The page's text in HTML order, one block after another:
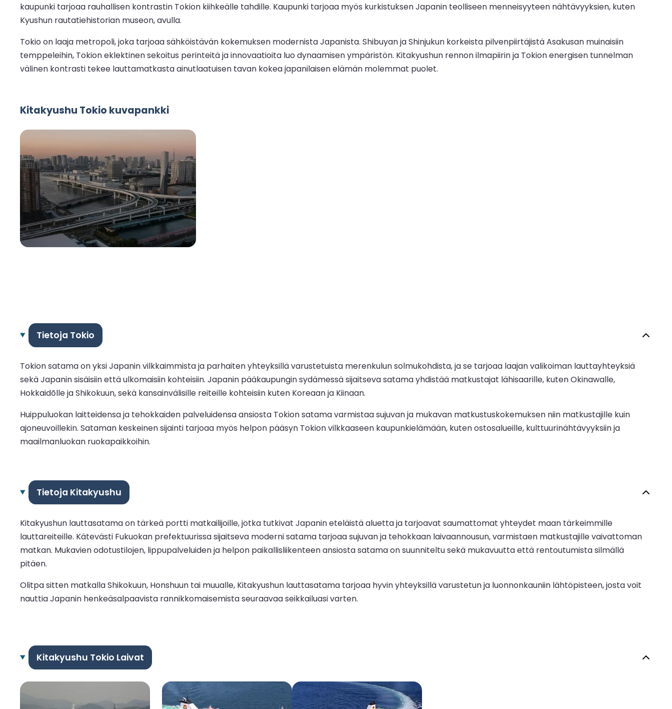
kaupunki tarjoaa rauhallisen kontrastin Tokion kiihkeälle tahdille. Kaupunki tarjoaa myös kurkistuksen Japanin teolliseen menneisyyteen nähtävyyksien, kuten
Kyushun rautatiehistorian museon, avulla.
Tokio on laaja metropoli, joka tarjoaa sähköistävän kokemuksen modernista Japanista. Shibuyan ja Shinjukun korkeista pilvenpiirtäjistä Asakusan muinaisiin
temppeleihin, Tokion eklektinen sekoitus perinteitä ja innovaatioita luo dynaamisen ympäristön. Kitakyushun rennon ilmapiirin ja Tokion energisen tunnelman
välinen kontrasti tekee lauttamatkasta ainutlaatuisen tavan kokea japanilaisen elämän molemmat puolet.
Kitakyushu Tokio kuvapankki
Tietoja Tokio
Tokion satama on yksi Japanin vilkkaimmista ja parhaiten yhteyksillä varustetuista merenkulun solmukohdista, ja se tarjoaa laajan valikoiman lauttayhteyksiä
sekä Japanin sisäisiin että ulkomaisiin kohteisiin. Japanin pääkaupungin sydämessä sijaitseva satama yhdistää matkustajat lähisaarille, kuten Okinawalle,
Hokkaidōlle ja Shikokuun, sekä kansainvälisille reiteille kohteisiin kuten Koreaan ja Kiinaan.
Huippuluokan laitteidensa ja tehokkaiden palveluidensa ansiosta Tokion satama varmistaa sujuvan ja mukavan matkustuskokemuksen niin matkustajille kuin
ajoneuvoillekin. Sataman keskeinen sijainti tarjoaa myös helpon pääsyn Tokion vilkkaaseen kaupunkielämään, kuten ostosalueille, kulttuurinähtävyyksiin ja
maailmanluokan ruokapaikkoihin.
Tietoja Kitakyushu
Kitakyushun lauttasatama on tärkeä portti matkailijoille, jotka tutkivat Japanin eteläistä aluetta ja tarjoavat saumattomat yhteydet maan tärkeimmille
lauttareiteille. Kätevästi Fukuokan prefektuurissa sijaitseva moderni satama tarjoaa sujuvan ja tehokkaan laivaannousun, varmistaen matkustajille vaivattoman
matkan. Mukavien odotustilojen, lippupalveluiden ja helpon paikallisliikenteen ansiosta satama on suunniteltu sekä mukavuutta että rentoutumista silmällä
pitäen.
Olitpa sitten matkalla Shikokuun, Honshuun tai muualle, Kitakyushun lauttasatama tarjoaa hyvin yhteyksillä varustetun ja luonnonkauniin lähtöpisteen, josta voit
nauttia Japanin henkeäsalpaavista rannikkomaisemista seuraavaa seikkailuasi varten.
Kitakyushu Tokio Laivat